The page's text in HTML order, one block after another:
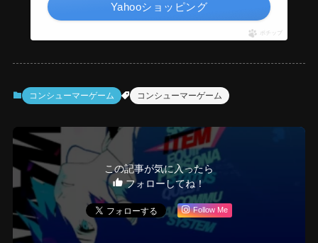
Yahooショッピング
ポチップ
コンシューマーゲーム コンシューマーゲーム
この記事が気に入ったら
フォローしてね！
Follow Me